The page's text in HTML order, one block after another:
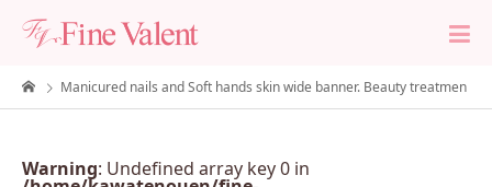
Manicured nails and Soft hands skin wide banner. Beauty treatmen
Warning: Undefined array key 0 in